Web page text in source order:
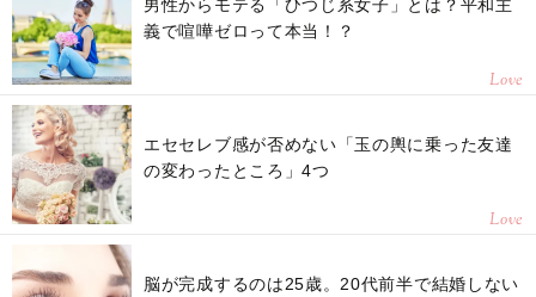
男性からモテる「ひつじ系女子」とは？平和主
義で喧嘩ゼロって本当！？
Love
エセセレブ感が否めない「玉の輿に乗った友達
の変わったところ」4つ
Love
脳が完成するのは25歳。20代前半で結婚しない